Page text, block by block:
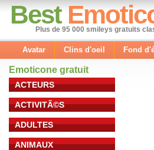
Best
Plus de 95 000 smileys gratuits
Avatar Clins d'oeil Fond
Emoticone gratuit
ACTEURS
ACTIVITÃ©S
ADULTES
ANIMAUX